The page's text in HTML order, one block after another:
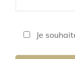
Je